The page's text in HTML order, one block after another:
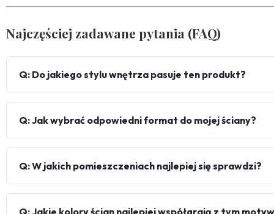
Najczęściej zadawane pytania (FAQ)
Q: Do jakiego stylu wnętrza pasuje ten produkt?
Q: Jak wybrać odpowiedni format do mojej ściany?
Q: W jakich pomieszczeniach najlepiej się sprawdzi?